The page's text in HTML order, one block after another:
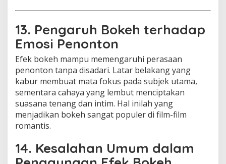
13. Pengaruh Bokeh terhadap
Emosi Penonton
Efek bokeh mampu memengaruhi perasaan
penonton tanpa disadari. Latar belakang yang
kabur membuat mata fokus pada subjek utama,
sementara cahaya yang lembut menciptakan
suasana tenang dan intim. Hal inilah yang
menjadikan bokeh sangat populer di film-film
romantis.
14. Kesalahan Umum dalam